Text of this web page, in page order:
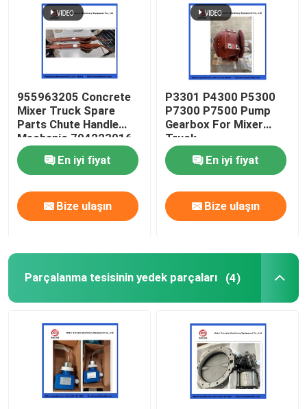
955963205 Concrete
Mixer Truck Spare
Parts Chute Handle
Mechanic 704223016
En iyi fiyat
Bize ulaşın
P3301 P4300 P5300
P7300 P7500 Pump
Gearbox For Mixer
Truck
En iyi fiyat
Bize ulaşın
Parçalanma tesisinin yedek parçaları (4)